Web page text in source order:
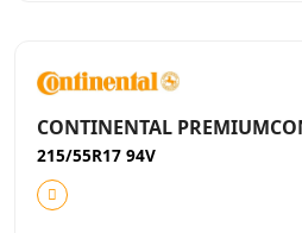
CONTINENTAL
215/55R17 94V